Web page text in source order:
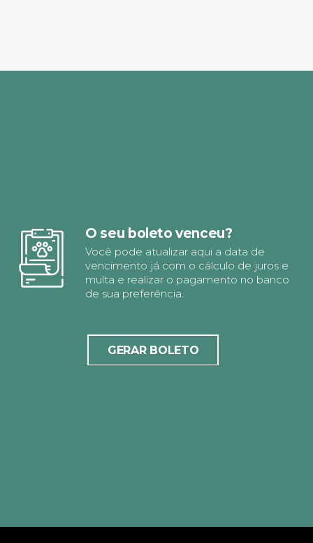
O seu boleto venceu?
Você pode atualizar aqui a data de
vencimento já com o cálculo de juros e
multa e realizar o pagamento no banco
de sua preferência.
GERAR BOLETO